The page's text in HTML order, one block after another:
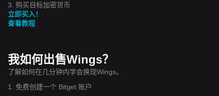
3. 购买目标加密货币
立即买入！
查看教程
我如何出售Wings？
了解如何在几分钟内学会换现Wings。
1. 免费创建一个 Bitget 账户